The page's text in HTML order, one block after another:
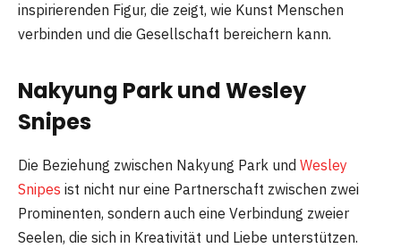
inspirierenden Figur, die zeigt, wie Kunst Menschen
verbinden und die Gesellschaft bereichern kann.
Nakyung Park und Wesley
Snipes
Die Beziehung zwischen Nakyung Park und Wesley
Snipes ist nicht nur eine Partnerschaft zwischen zwei
Prominenten, sondern auch eine Verbindung zweier
Seelen, die sich in Kreativität und Liebe unterstützen.